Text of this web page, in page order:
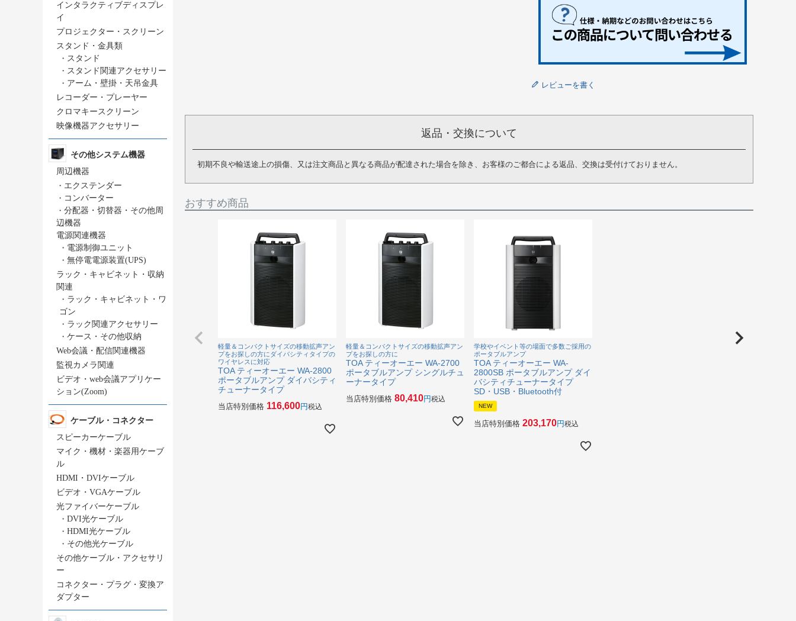
インタラクティブディスプレ
イ
プロジェクター・スクリーン
スタンド・金具類
・ スタンド
・ スタンド関連アクセサリー
・ アーム・壁掛・天吊金具
レコーダー・プレーヤー
クロマキースクリーン
映像機器アクセサリー
その他システム機器
周辺機器
・ エクステンダー
・ コンバーター
・ 分配器・切替器・その他周
辺機器
電源関連機器
・ 電源制御ユニット
・ 無停電電源装置(UPS)
ラック・キャビネット・収納
関連
・ ラック・キャビネット・ワ
ゴン
・ ラック関連アクセサリー
・ ケース・その他収納
Web会議・配信関連機器
監視カメラ関連
ビデオ・web会議アプリケー
ション(Zoom)
ケーブル・コネクター
スピーカーケーブル
マイク・機材・楽器用ケーブ
ル
HDMI・DVIケーブル
ビデオ・VGAケーブル
光ファイバーケーブル
・ DVI光ケーブル
・ HDMI光ケーブル
・ その他光ケーブル
その他ケーブル・アクセサリ
ー
コネクター・プラグ・変換ア
ダプター
レビューを書く
返品・交換について
初期不良や輸送途上の損傷、又は注文商品と異なる商品が配達された場合を除き、お客様のご都合による返品、交換は受付けておりません。
おすすめ商品
軽量＆コンパクトサイズの移動拡声アン
プをお探しの方にダイバシティタイプの
ワイヤレスに対応
TOA ティーオーエー WA-2800
ポータブルアンプ ダイバシティ
チューナータイプ
当店特別価格 116,600 税込
軽量＆コンパクトサイズの移動拡声アン
プをお探しの方に
TOA ティーオーエー WA-2700
ポータブルアンプ シングルチュ
ーナータイプ
当店特別価格 80,410 税込
学校やイベント等の場面で多数ご採用の
ポータブルアンプ
TOA ティーオーエー WA-
2800SB ポータブルアンプ ダイ
バシティチューナータイプ
SD・USB・Bluetooth付
NEW
当店特別価格 203,170 税込